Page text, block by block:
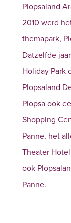
Plopsaland
2010 werd
themapark,
Datzelfde
Holiday Park
Plopsaland
Plopsa ook
Shopping
Panne, het
Theater
ook
Panne.